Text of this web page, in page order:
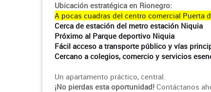
Ubicación estratégica en Rionegro:
A pocas cuadras del centro comercial Puerta
Cerca de estación del metro estación Niquia
Próximo al Parque deportivo Niquia
Fácil acceso a transporte público y vías
Cercano a colegios, comercio y servicios
Un apartamento práctico, central.
¡No pierdas esta oportunidad! Contáctanos